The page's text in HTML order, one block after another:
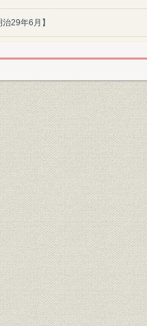
29年6月】
明治29年~45年】
業の生成
年~15年】
済
機関